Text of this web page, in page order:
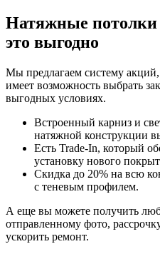
Натяжные
это выгодно
Мы предлагаем систему
имеет возможность выбрать
выгодных условиях.
Встроенный карниз и
натяжной конструкции
Есть Trade-In, который
установку нового
Скидка до 20% на всю
с теневым профилем.
А еще вы можете получить
отправленному фото,
ускорить ремонт.